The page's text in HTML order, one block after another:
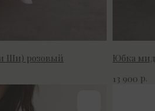
Ши) розовый
Юбка
13 900 р.